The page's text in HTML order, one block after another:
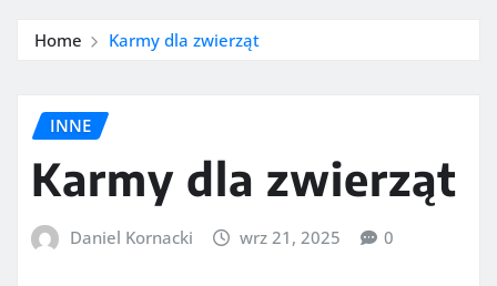
Home Karmy dla zwierząt
INNE
Karmy dla zwierząt
Daniel Kornacki wrz 21, 2025 0